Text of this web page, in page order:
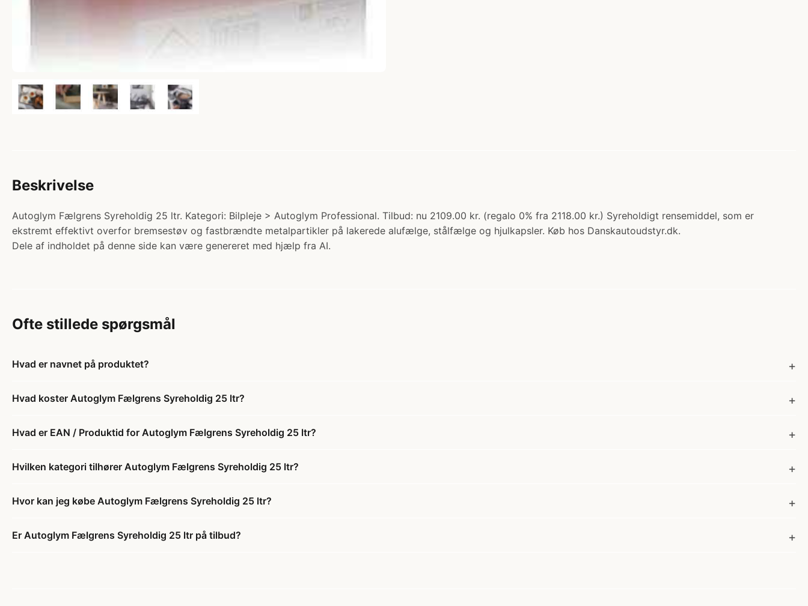
Beskrivelse
Autoglym Fælgrens Syreholdig 25 ltr. Kategori: Bilpleje > Autoglym Professional. Tilbud: nu 2109.00 kr. (regalo 0% fra 2118.00 kr.) Syreholdigt rensemiddel, som er
ekstremt effektivt overfor bremsestøv og fastbrændte metalpartikler på lakerede alufælge, stålfælge og hjulkapsler. Køb hos Danskautoudstyr.dk.
Dele af indholdet på denne side kan være genereret med hjælp fra AI.
Ofte stillede spørgsmål
Hvad er navnet på produktet?
Hvad koster Autoglym Fælgrens Syreholdig 25 ltr?
Hvad er EAN / Produktid for Autoglym Fælgrens Syreholdig 25 ltr?
Hvilken kategori tilhører Autoglym Fælgrens Syreholdig 25 ltr?
Hvor kan jeg købe Autoglym Fælgrens Syreholdig 25 ltr?
Er Autoglym Fælgrens Syreholdig 25 ltr på tilbud?